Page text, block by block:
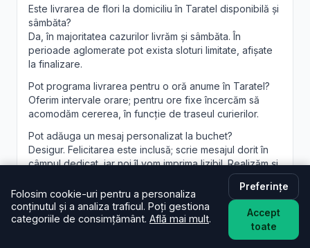
Este livrarea de flori la domiciliu în Taratel disponibilă și
sâmbăta?
Da, în majoritatea cazurilor livrăm și sâmbăta. În
perioade aglomerate pot exista sloturi limitate, afișate
la finalizare.
Pot programa livrarea pentru o oră anume în Taratel?
Oferim intervale orare; pentru ore fixe încercăm să
acomodăm cererea, în funcție de traseul curierilor.
Pot adăuga un mesaj personalizat la buchet?
Desigur. Felicitarea este inclusă; scrie mesajul dorit în
câmpul dedicat, iar noi îl vom imprima lizibil. Realizăm și
personalizate, la cerere.
Folosim cookie-uri pentru a personaliza
conținutul și a analiza traficul. Poți gestiona
categoriile de consimțământ. Află mai mult.
Preferințe
Accept
toate